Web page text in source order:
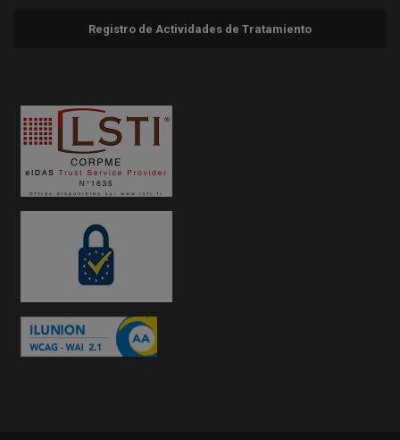
Registro de Actividades de Tratamiento